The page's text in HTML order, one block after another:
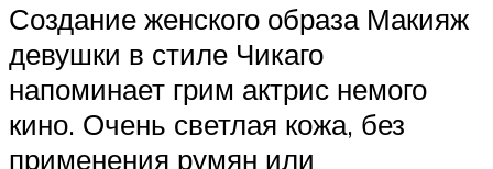
Создание женского образа Макияж
девушки в стиле Чикаго
напоминает грим актрис немого
кино. Очень светлая кожа, без
применения румян или